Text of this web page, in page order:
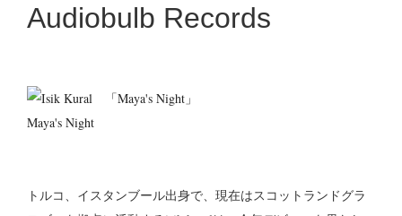
Audiobulb Records
Maya's Night
トルコ、イスタンブール出身で、現在はスコットランドグラ